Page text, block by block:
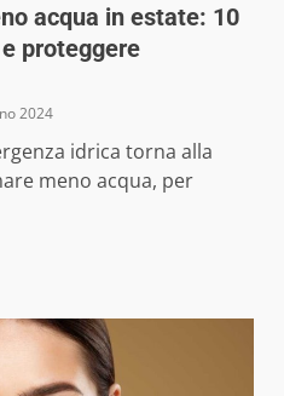
acqua in estate: 10
proteggere
2024
idrica torna alla
meno acqua, per